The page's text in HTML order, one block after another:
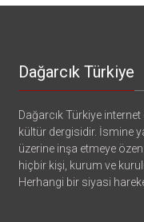
Dağarcık Türkiye
Dağarcık Türkiye
kültür dergisidir. İsmine
üzerine inşa etmeye özen
hiçbir kişi, kurum ve
Herhangi bir siyasi